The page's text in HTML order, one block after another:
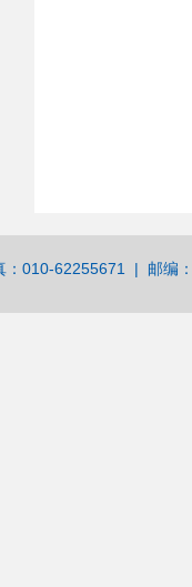
010-62255671 | 邮编